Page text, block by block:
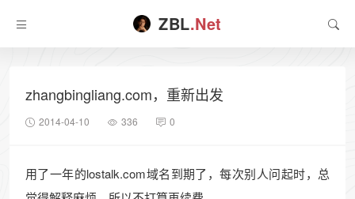
ZBL.Net
zhangbingliang.com，重新出发
2014-04-10 336 0
用了一年的lostalk.com域名到期了，每次别人问起时，总